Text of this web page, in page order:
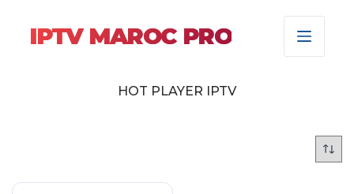
IPTV MAROC PRO
HOT PLAYER IPTV